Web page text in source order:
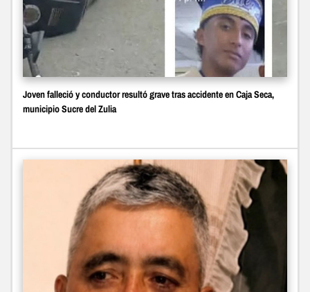
Joven falleció y conductor resultó grave tras accidente en Caja Seca,
municipio Sucre del Zulia